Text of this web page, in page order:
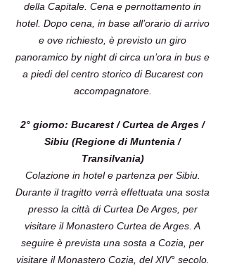
della Capitale. Cena e pernottamento in
hotel. Dopo cena, in base all’orario di arrivo
e ove richiesto, è previsto un giro
panoramico by night di circa un’ora in bus e
a piedi del centro storico di Bucarest con
accompagnatore.
2° giorno: Bucarest / Curtea de Arges /
Sibiu (Regione di Muntenia /
Transilvania)
Colazione in hotel e partenza per Sibiu.
Durante il tragitto verrà effettuata una sosta
presso la città di Curtea De Arges, per
visitare il Monastero Curtea de Arges. A
seguire è prevista una sosta a Cozia, per
visitare il Monastero Cozia, del XIV° secolo.